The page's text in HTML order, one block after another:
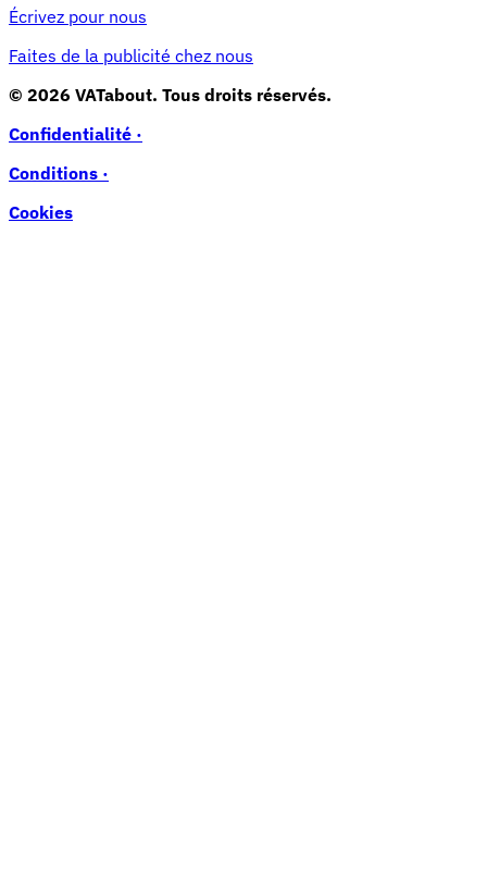
Écrivez pour nous
Faites de la publicité chez nous
© 2026 VATabout. Tous droits réservés.
Confidentialité ·
Conditions ·
Cookies